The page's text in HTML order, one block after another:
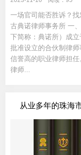
一场官司能否胜诉？
古典诺律师事务所 一
下简称：典诺所）成
批准设立的合伙制律
信誉高的职业律师担
律师...
从业多年的珠海